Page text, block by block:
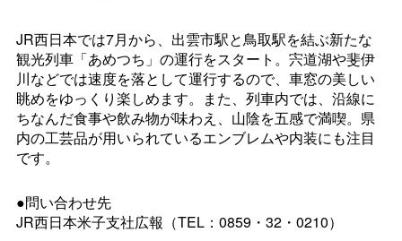
JR西日本では7月から、出雲市駅と鳥取駅を結ぶ新たな
観光列車「あめつち」の運行をスタート。宍道湖や斐伊
川などでは速度を落として運行するので、車窓の美しい
眺めをゆっくり楽しめます。また、列車内では、沿線に
ちなんだ食事や飲み物が味わえ、山陰を五感で満喫。県
内の工芸品が用いられているエンブレムや内装にも注目
です。
●問い合わせ先
JR西日本米子支社広報（TEL：0859・32・0210）